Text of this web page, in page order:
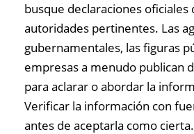
busque declaraciones oficiales
autoridades pertinentes. Las
gubernamentales, las figuras
empresas a menudo publican
para aclarar o abordar la
Verificar la información con
antes de aceptarla como cierta.